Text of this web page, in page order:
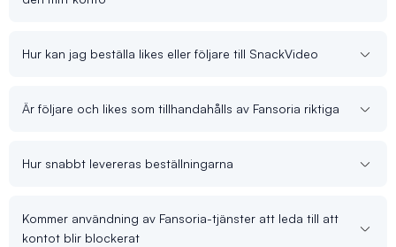
Hur kan jag beställa likes eller följare till SnackVideo
Är följare och likes som tillhandahålls av Fansoria riktiga
Hur snabbt levereras beställningarna
Kommer användning av Fansoria-tjänster att leda till att
kontot blir blockerat